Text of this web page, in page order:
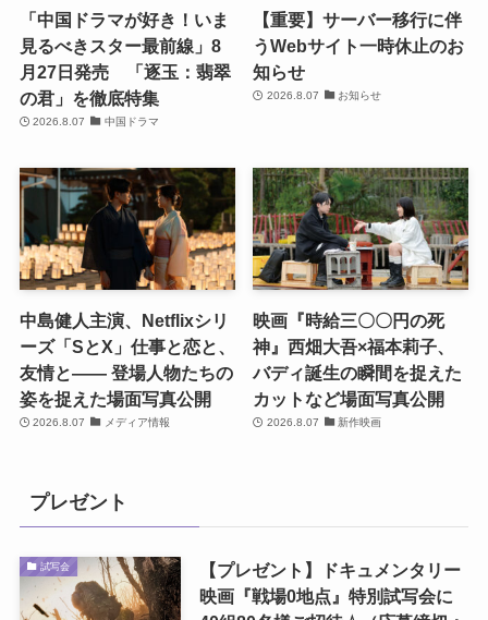
「中国ドラマが好き！いま
見るべきスター最前線」8
月27日発売 「逐玉：翡翠
の君」を徹底特集
2026.8.07 中国ドラマ
【重要】サーバー移行に伴
うWebサイト一時休止のお
知らせ
2026.8.07 お知らせ
中島健人主演、Netflixシリ
ーズ「SとX」仕事と恋と、
友情と―― 登場人物たちの
姿を捉えた場面写真公開
2026.8.07 メディア情報
映画『時給三〇〇円の死
神』西畑大吾×福本莉子、
バディ誕生の瞬間を捉えた
カットなど場面写真公開
2026.8.07 新作映画
プレゼント
試写会
【プレゼント】ドキュメンタリー
映画『戦場0地点』特別試写会に